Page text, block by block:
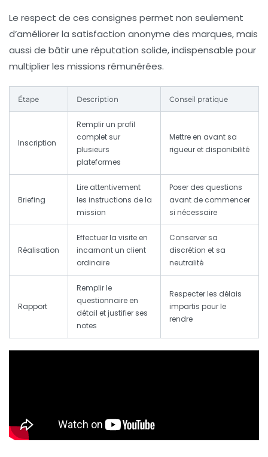
Le respect de ces consignes permet non seulement
d’améliorer la satisfaction anonyme des marques, mais
aussi de bâtir une réputation solide, indispensable pour
multiplier les missions rémunérées.
Étape Description Conseil pratique
Inscription
Remplir un profil
complet sur
plusieurs
plateformes
Mettre en avant sa
rigueur et disponibilité
Briefing
Lire attentivement
les instructions de la
mission
Poser des questions
avant de commencer
si nécessaire
Réalisation
Effectuer la visite en
incarnant un client
ordinaire
Conserver sa
discrétion et sa
neutralité
Rapport
Remplir le
questionnaire en
détail et justifier ses
notes
Respecter les délais
impartis pour le
rendre